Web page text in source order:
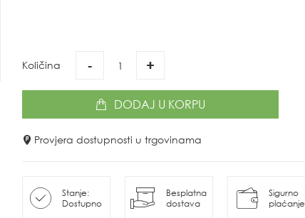
Količina - +
DODAJ U KORPU
Provjera dostupnosti u trgovinama
Stanje:
Dostupno
Besplatna
dostava
Sigurno
plaćanje